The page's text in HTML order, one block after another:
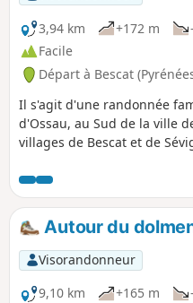
3,94 km
+172 m
Facile
Départ à Bescat
Il s'agit d'une randonnée
d'Ossau, au Sud de la ville
villages de Bescat et de
de la Courade (tos =
GR®78 par un sentier bien
revenir au point de départ.
Sud la vallée d'Ossau puis,
de la promenade, la plaine
Autour du
Visorandonneur
9,10 km
+165 m